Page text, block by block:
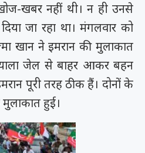
खबर नहीं थी। न ही उनसे
जा रहा था। मंगलवार को
खान ने इमरान की मुलाकात
जेल से बाहर आकर बहन
पूरी तरह ठीक हैं। दोनों के
हुई।